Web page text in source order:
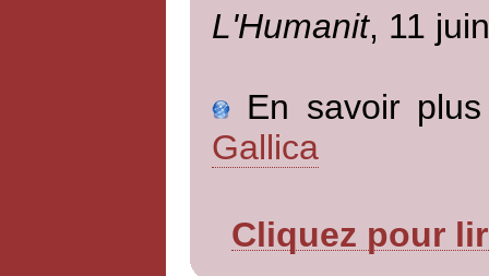
L'Humanit, 11
En savoir
Gallica
Cliquez pour